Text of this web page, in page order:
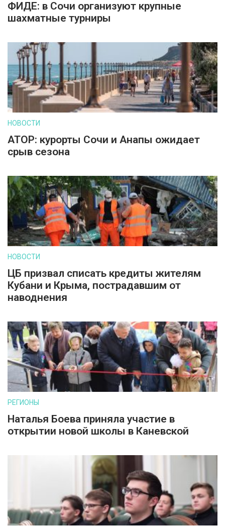
ФИДЕ: в Сочи организуют крупные
шахматные турниры
НОВОСТИ
АТОР: курорты Сочи и Анапы ожидает
срыв сезона
НОВОСТИ
ЦБ призвал списать кредиты жителям
Кубани и Крыма, пострадавшим от
наводнения
РЕГИОНЫ
Наталья Боева приняла участие в
открытии новой школы в Каневской